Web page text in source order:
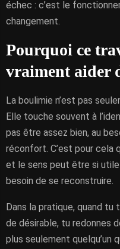
échec : c’est le
changement.
Pourquoi ce
vraiment aider
La boulimie n’est pas
Elle touche souvent à
pas être assez bien, au
réconfort. C’est pour cela
et le sens peut être si
besoin de se reconstruire.
Dans la pratique, quand
de désirable, tu redonnes
plus seulement quelqu’un